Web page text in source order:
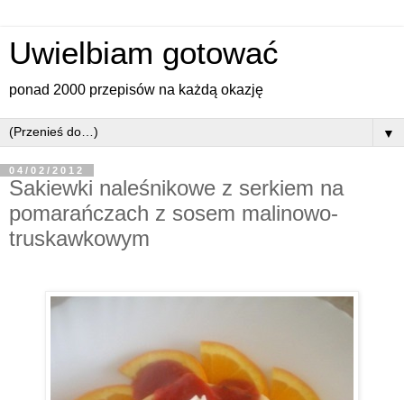
Uwielbiam gotować
ponad 2000 przepisów na każdą okazję
▼
04/02/2012
Sakiewki naleśnikowe z serkiem na
pomarańczach z sosem malinowo-
truskawkowym